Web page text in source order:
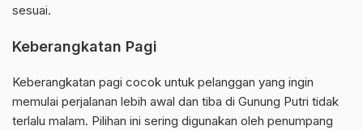
sesuai.
Keberangkatan Pagi
Keberangkatan pagi cocok untuk pelanggan yang ingin
memulai perjalanan lebih awal dan tiba di Gunung Putri tidak
terlalu malam. Pilihan ini sering digunakan oleh penumpang